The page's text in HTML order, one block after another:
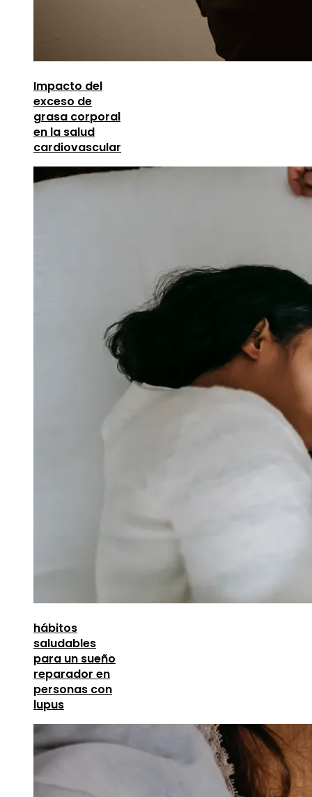
Impacto del
exceso de
grasa corporal
en la salud
cardiovascular
hábitos
saludables
para un sueño
reparador en
personas con
lupus